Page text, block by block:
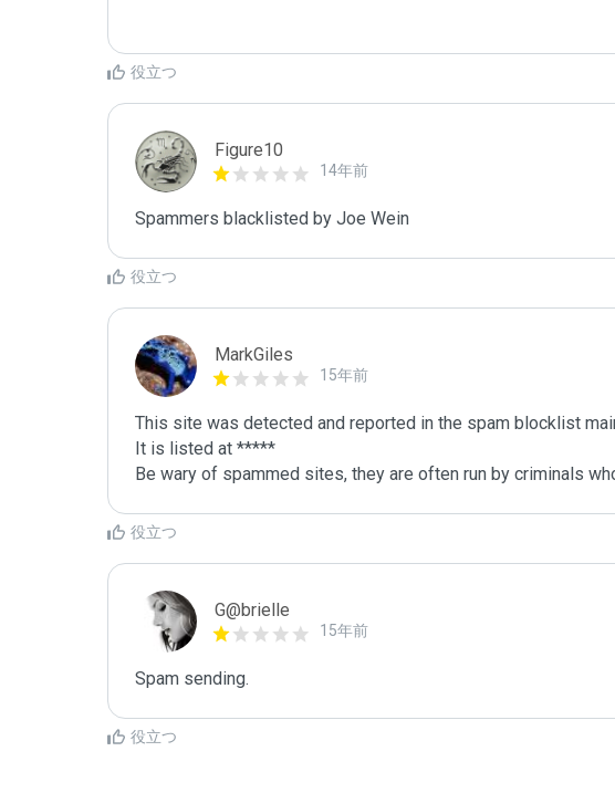
役立つ
Figure10
14年前
Spammers blacklisted by Joe Wein
役立つ
MarkGiles
15年前
This site was detected and reported in the spam blocklist
It is listed at *****
Be wary of spammed sites, they are often run by criminals
役立つ
G@brielle
15年前
Spam sending.
役立つ